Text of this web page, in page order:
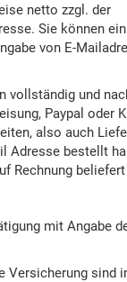
netto zzgl. der
Sie können ein
von E-
vollständig und
Paypal oder
also auch
Adresse bestellt
Rechnung beliefert
mit Angabe
Versicherung sind